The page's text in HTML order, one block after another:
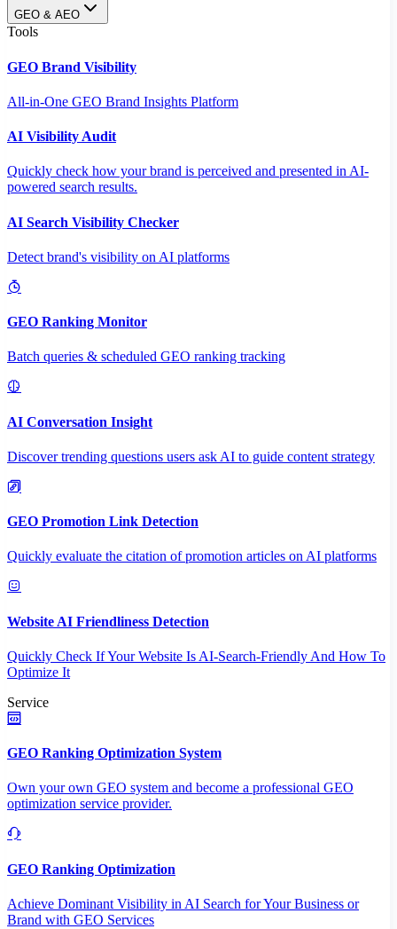
GEO & AEO
Tools
GEO Brand Visibility
All-in-One GEO Brand Insights Platform
AI Visibility Audit
Quickly check how your brand is perceived and presented in AI-
powered search results.
AI Search Visibility Checker
Detect brand's visibility on AI platforms
GEO Ranking Monitor
Batch queries & scheduled GEO ranking tracking
AI Conversation Insight
Discover trending questions users ask AI to guide content strategy
GEO Promotion Link Detection
Quickly evaluate the citation of promotion articles on AI platforms
Website AI Friendliness Detection
Quickly Check If Your Website Is AI-Search-Friendly And How To
Optimize It
Service
GEO Ranking Optimization System
Own your own GEO system and become a professional GEO
optimization service provider.
GEO Ranking Optimization
Achieve Dominant Visibility in AI Search for Your Business or
Brand with GEO Services​